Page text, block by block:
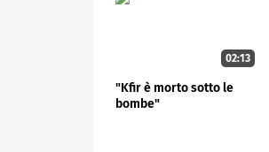
02:13
"Kfir è morto sotto le
bombe"